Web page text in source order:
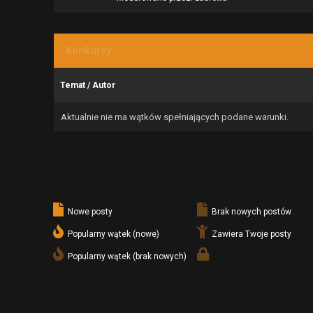
Konkursy
Temat/Autor
Aktualnie nie ma wątków spełniających podane warunki.
Nowe posty
Popularny wątek (nowe)
Popularny wątek (brak nowych)
Brak nowych postów
Zawiera Twoje posty